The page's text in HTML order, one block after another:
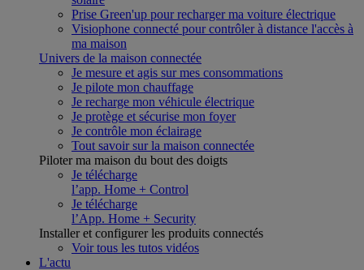
Prise Green'up pour recharger ma voiture électrique
Visiophone connecté pour contrôler à distance l'accès à
ma maison
Univers de la maison connectée
Je mesure et agis sur mes consommations
Je pilote mon chauffage
Je recharge mon véhicule électrique
Je protège et sécurise mon foyer
Je contrôle mon éclairage
Tout savoir sur la maison connectée
Piloter ma maison du bout des doigts
Je télécharge
l’app. Home + Control
Je télécharge
l’App. Home + Security
Installer et configurer les produits connectés
Voir tous les tutos vidéos
L'actu